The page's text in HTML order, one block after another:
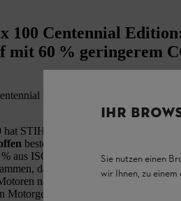
100 Centennial
60 % geringerem
Edition - NUR SOLANGE
STIHL als erster Hersteller von
bestehenden Sonderkraftstoff für
aus ISCC‑zertifizierten biogenen
das auf dem
nachhaltiger betreiben lassen
Motorgeräteflotten möglich ist.
IHR
Sie nutzen einen
wir Ihnen, zu